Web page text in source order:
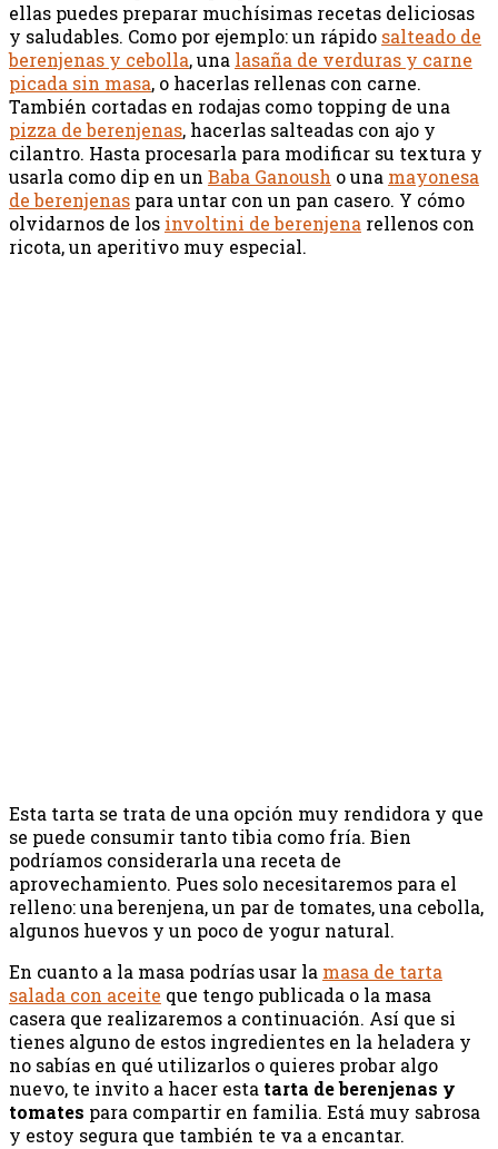
ellas puedes preparar muchísimas recetas deliciosas
y saludables. Como por ejemplo: un rápido salteado de
berenjenas y cebolla, una lasaña de verduras y carne
picada sin masa, o hacerlas rellenas con carne.
También cortadas en rodajas como topping de una
pizza de berenjenas, hacerlas salteadas con ajo y
cilantro. Hasta procesarla para modificar su textura y
usarla como dip en un Baba Ganoush o una mayonesa
de berenjenas para untar con un pan casero. Y cómo
olvidarnos de los involtini de berenjena rellenos con
ricota, un aperitivo muy especial.
Esta tarta se trata de una opción muy rendidora y que
se puede consumir tanto tibia como fría. Bien
podríamos considerarla una receta de
aprovechamiento. Pues solo necesitaremos para el
relleno: una berenjena, un par de tomates, una cebolla,
algunos huevos y un poco de yogur natural.
En cuanto a la masa podrías usar la masa de tarta
salada con aceite que tengo publicada o la masa
casera que realizaremos a continuación. Así que si
tienes alguno de estos ingredientes en la heladera y
no sabías en qué utilizarlos o quieres probar algo
nuevo, te invito a hacer esta tarta de berenjenas y
tomates para compartir en familia. Está muy sabrosa
y estoy segura que también te va a encantar.